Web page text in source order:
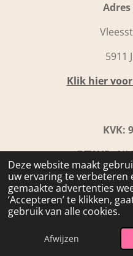
Deze website maakt
uw ervaring te verbeteren
gemaakte advertenties
‘Accepteren’ te klikken,
gebruik van alle cookies.
Afwijzen
5911
Klik hier
KVK:
BTW ID:
IBAN: NL31
© 2024 - 2026 Beyoutiful